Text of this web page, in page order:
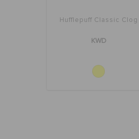
Hufflepuff Classic Clog
KWD